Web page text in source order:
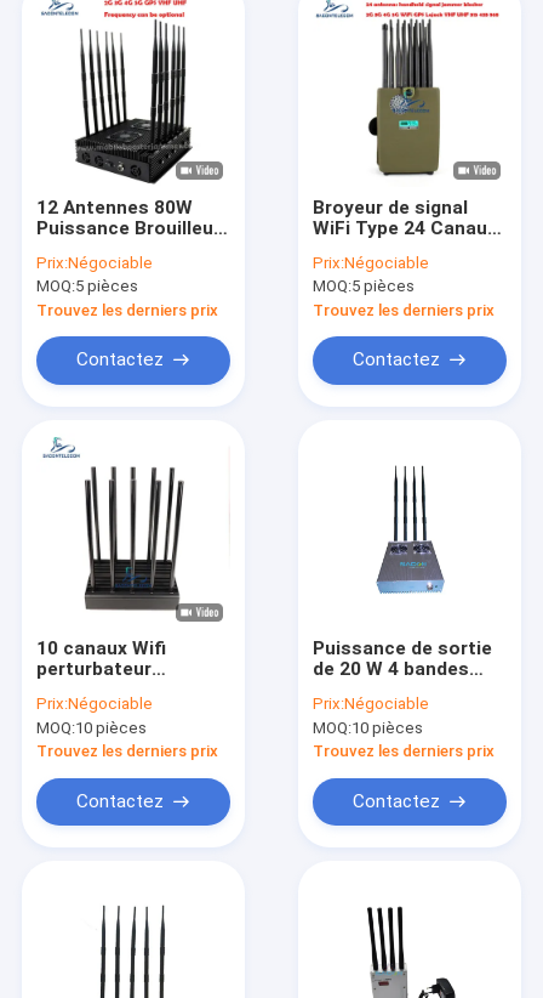
Produits
Vidéos
12 Antennes 80W
Puissance Brouilleur
Fréquences WiFi de
Bureau pour 2G 3G
4G 5G WiFi GPS
Prix:Négociable
MOQ:5 pièces
Trouvez les derniers prix
Contactez
Broyeur de signal
WiFi Type 24 Canaux
Minutes d'Autonomie
et Rayon de Blindage
de 30m
Prix:Négociable
MOQ:5 pièces
Trouvez les derniers prix
Contactez
10 canaux Wifi
perturbateur
Prix:Négociable
MOQ:10 pièces
Trouvez les derniers prix
Contactez
Puissance de sortie
de 20 W 4 bandes
WiFi avec une portée
de 50 m
Prix:Négociable
MOQ:10 pièces
Trouvez les derniers prix
Contactez